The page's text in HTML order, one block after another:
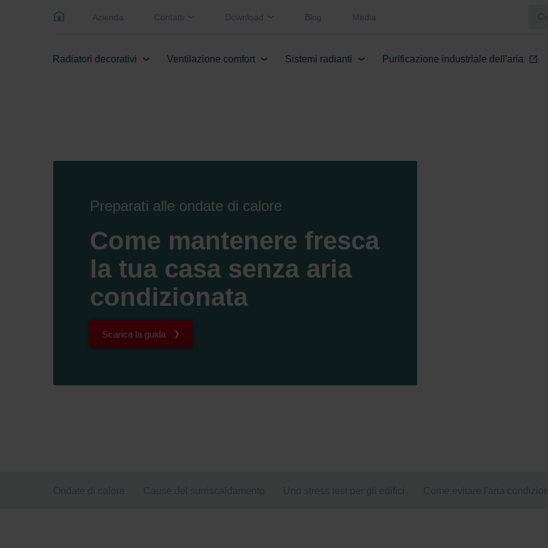
Azienda Contatti Download Blog Media
Radiatori decorativi Ventilazione comfort Sistemi radianti Purificazione industriale dell'aria
Preparati alle ondate di calore
Come mantenere fresca
la tua casa senza aria
condizionata
Scarica la guida
Ondate di calore Cause del surriscaldamento Uno stress test per gli edifici Come evitare l'aria